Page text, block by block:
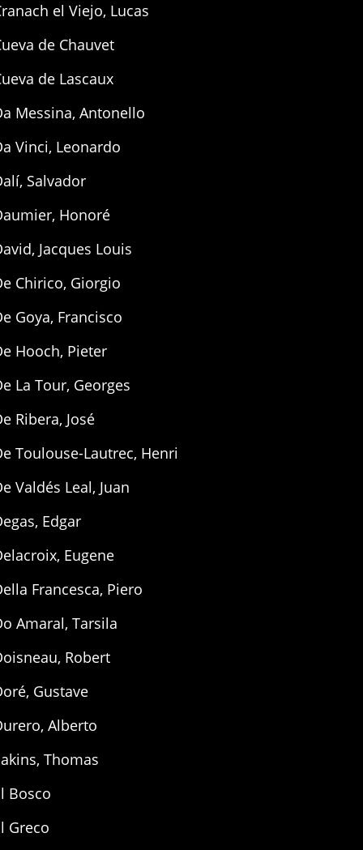
el Viejo, Lucas
de Chauvet
de Lascaux
Messina, Antonello
Vinci, Leonardo
Salvador
Honoré
Jacques Louis
Chirico, Giorgio
Goya, Francisco
Hooch, Pieter
La Tour, Georges
Ribera, José
Toulouse-Lautrec, Henri
Valdés Leal, Juan
Edgar
Eugene
Francesca, Piero
Amaral, Tarsila
Robert
Gustave
Alberto
Thomas
Bosco
Greco